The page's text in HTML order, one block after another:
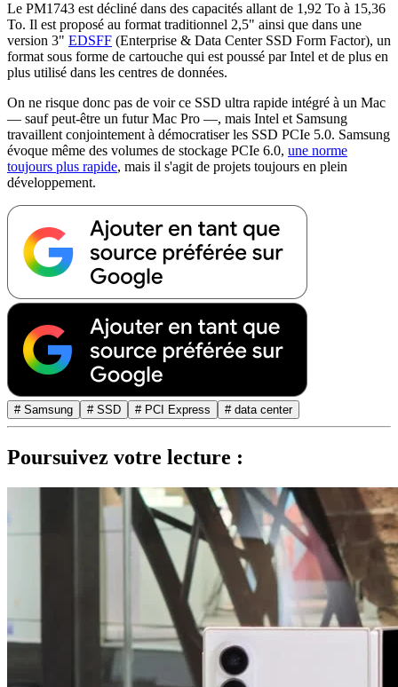
Le PM1743 est décliné dans des capacités allant de 1,92 To à 15,36
To. Il est proposé au format traditionnel 2,5" ainsi que dans une
version 3" EDSFF (Enterprise & Data Center SSD Form Factor), un
format sous forme de cartouche qui est poussé par Intel et de plus en
plus utilisé dans les centres de données.
On ne risque donc pas de voir ce SSD ultra rapide intégré à un Mac
— sauf peut-être un futur Mac Pro —, mais Intel et Samsung
travaillent conjointement à démocratiser les SSD PCIe 5.0. Samsung
évoque même des volumes de stockage PCIe 6.0, une norme
toujours plus rapide, mais il s'agit de projets toujours en plein
développement.
# Samsung # SSD # PCI Express # data center
Poursuivez votre lecture :